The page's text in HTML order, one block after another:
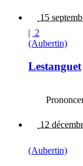
15
| 2
(Aubertin)
Lestanguet
12
(Aubertin)